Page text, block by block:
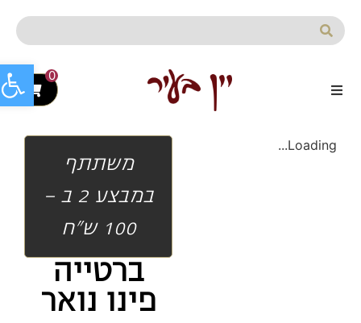
0
Loading...
משתתף
במבצע 2 ב -
100 ש"ח
ברטייה
פינו נואר
פתח